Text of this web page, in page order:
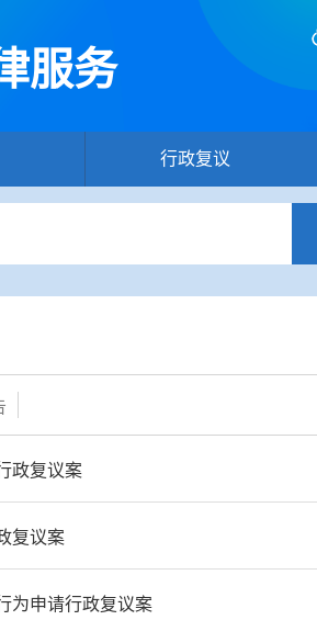
服务
行政复议
政复议案
复议案
为申请行政复议案